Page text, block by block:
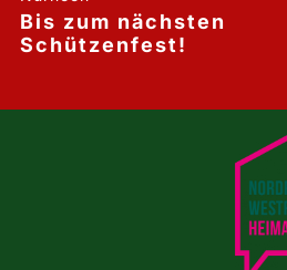
Bis zum nächsten
Schützenfest!